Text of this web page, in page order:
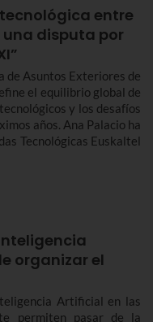
entre
una disputa por
de Asuntos Exteriores de
el equilibrio global de
y los desafíos
años. Ana Palacio ha
Tecnológicas Euskaltel
organizar el
Artificial en las
permiten pasar de la